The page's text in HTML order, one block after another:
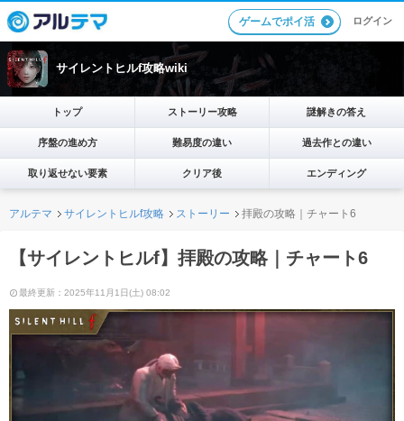
ゲームでポイ活 ログイン
サイレントヒルf攻略wiki
トップ ストーリー攻略 謎解きの答え
序盤の進め方 難易度の違い 過去作との違い
取り返せない要素 クリア後 エンディング
アルテマ サイレントヒルf攻略 ストーリー 拝殿の攻略｜チャート6
【サイレントヒルf】拝殿の攻略｜チャート6
最終更新：2025年11月1日(土) 08:02